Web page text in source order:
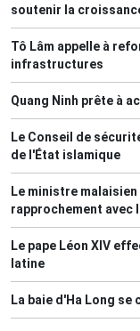
soutenir la
Tô Lâm appelle à
infrastructures
Quang Ninh prête à
Le Conseil de
de l'État islamique
Le ministre malaisien
rapprochement avec
Le pape Léon XIV
latine
La baie d'Ha Long se